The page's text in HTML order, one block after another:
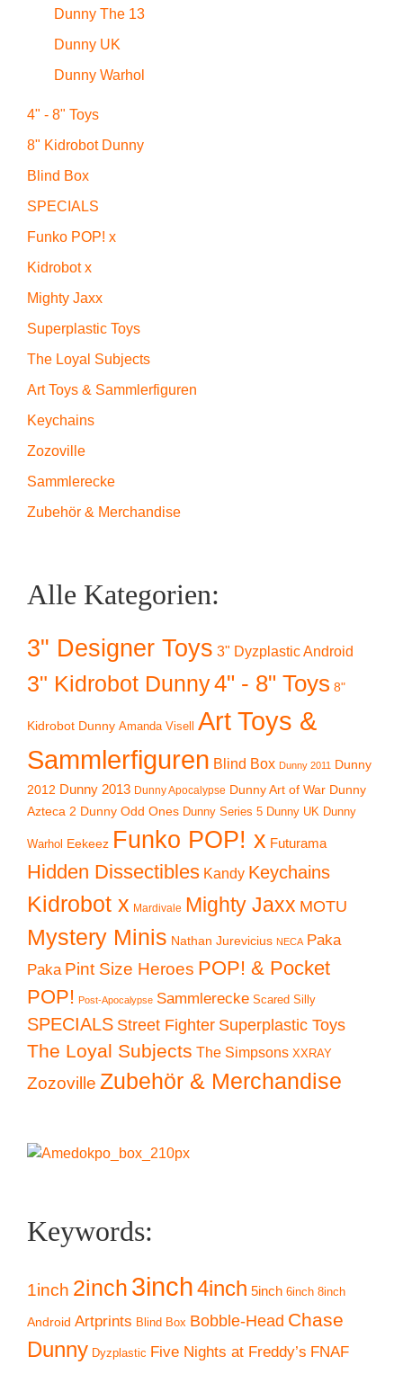
Dunny The 13
Dunny UK
Dunny Warhol
4" - 8" Toys
8" Kidrobot Dunny
Blind Box
SPECIALS
Funko POP! x
Kidrobot x
Mighty Jaxx
Superplastic Toys
The Loyal Subjects
Art Toys & Sammlerfiguren
Keychains
Zozoville
Sammlerecke
Zubehör & Merchandise
Alle Kategorien:
3" Designer Toys 3" Dyzplastic Android
3" Kidrobot Dunny4" - 8" Toys 8"
Kidrobot Dunny Amanda Visell
Art Toys &
Sammlerfiguren Blind Box Dunny 2011
Dunny
2012 Dunny 2013 Dunny Apocalypse Dunny Art of War Dunny
Azteca 2 Dunny Odd Ones Dunny Series 5 Dunny UK Dunny
Warhol Eekeez Funko POP! x Futurama
Hidden Dissectibles Kandy Keychains
Kidrobot x Mardivale Mighty Jaxx MOTU
Mystery Minis Nathan Jurevicius NECA Paka
Paka Pint Size Heroes POP! & Pocket
POP! Post-Apocalypse Sammlerecke Scared Silly
SPECIALS Street Fighter Superplastic Toys
The Loyal Subjects The Simpsons XXRAY
Zozoville Zubehör & Merchandise
Keywords:
1inch 2inch 3inch4inch 5inch 6inch 8inch
Android Artprints Blind Box Bobble-Head Chase
Dunny Dyzplastic Five Nights at Freddy’s FNAF